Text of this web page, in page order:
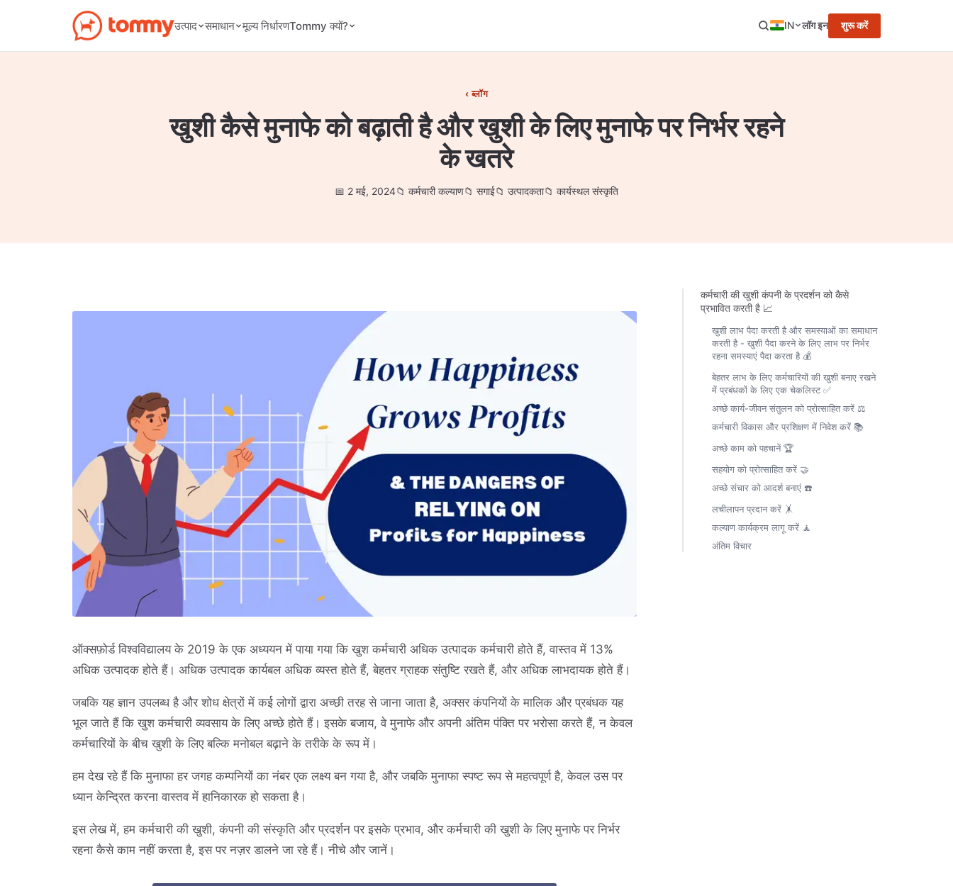
उत्पाद समाधान मूल्य निर्धारणTommy क्यों? IN लॉग इन शुरू करें
ब्लॉग
खुशी कैसे मुनाफे को बढ़ाती है और खुशी के लिए मुनाफे पर निर्भर रहने
के खतरे
2 मई, 2024 कर्मचारी कल्याण सगाई उत्पादकता कार्यस्थल संस्कृति
ऑक्सफ़ोर्ड विश्वविद्यालय के 2019 के एक अध्ययन में पाया गया कि खुश कर्मचारी अधिक उत्पादक कर्मचारी होते हैं, वास्तव में 13%
अधिक उत्पादक होते हैं। अधिक उत्पादक कार्यबल अधिक व्यस्त होते हैं, बेहतर ग्राहक संतुष्टि रखते हैं, और अधिक लाभदायक होते हैं।
जबकि यह ज्ञान उपलब्ध है और शोध क्षेत्रों में कई लोगों द्वारा अच्छी तरह से जाना जाता है, अक्सर कंपनियों के मालिक और प्रबंधक यह
भूल जाते हैं कि खुश कर्मचारी व्यवसाय के लिए अच्छे होते हैं। इसके बजाय, वे मुनाफे और अपनी अंतिम पंक्ति पर भरोसा करते हैं, न केवल
कर्मचारियों के बीच खुशी के लिए बल्कि मनोबल बढ़ाने के तरीके के रूप में।
हम देख रहे हैं कि मुनाफा हर जगह कम्पनियों का नंबर एक लक्ष्य बन गया है, और जबकि मुनाफा स्पष्ट रूप से महत्वपूर्ण है, केवल उस पर
ध्यान केन्द्रित करना वास्तव में हानिकारक हो सकता है।
इस लेख में, हम कर्मचारी की खुशी, कंपनी की संस्कृति और प्रदर्शन पर इसके प्रभाव, और कर्मचारी की खुशी के लिए मुनाफे पर निर्भर
रहना कैसे काम नहीं करता है, इस पर नज़र डालने जा रहे हैं। नीचे और जानें।
कर्मचारी की खुशी कंपनी के प्रदर्शन को कैसे
प्रभावित करती है 📈
खुशी लाभ पैदा करती है और समस्याओं का समाधान
करती है - खुशी पैदा करने के लिए लाभ पर निर्भर
रहना समस्याएं पैदा करता है 💰
बेहतर लाभ के लिए कर्मचारियों की खुशी बनाए रखने
में प्रबंधकों के लिए एक चेकलिस्ट ✅
अच्छे कार्य-जीवन संतुलन को प्रोत्साहित करें ⚖️
कर्मचारी विकास और प्रशिक्षण में निवेश करें 📚
अच्छे काम को पहचानें 🏆
सहयोग को प्रोत्साहित करें 🤝
अच्छे संचार को आदर्श बनाएं ☎️
लचीलापन प्रदान करें 🤸
कल्याण कार्यक्रम लागू करें 🧘
अंतिम विचार